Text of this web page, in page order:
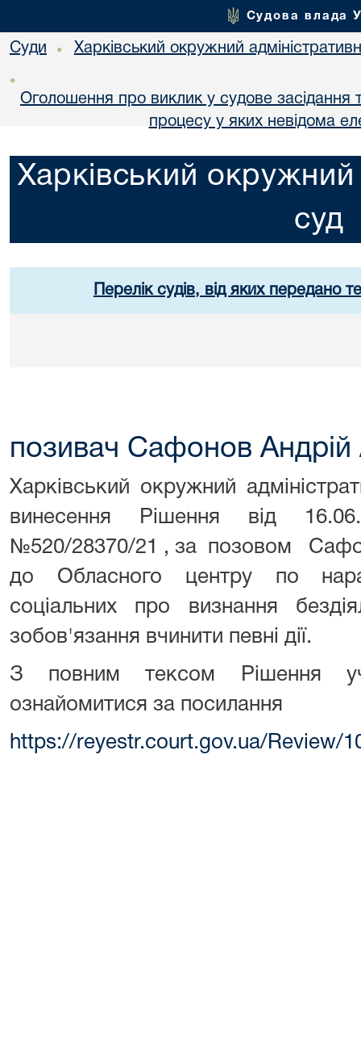
Судова влада
Суди • Харківський окружний
•
Оголошення про виклик у судове засідання
процесу у яких невідома
Харківський окружний
суд
Перелік судів, від яких передано
позивач Сафонов Андрій
Харківський окружний
винесення Рішення від
№520/28370/21 , за позовом
до Обласного центру по
соціальних про визнання
зобов'язання вчинити певні дії.
З повним тексом Рішення
ознайомитися за посилання
https://reyestr.court.gov.ua/Review/